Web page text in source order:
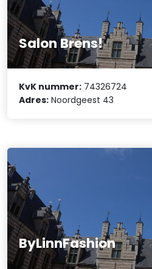
Salon Brens!
KvK nummer: 74326724
Adres: Noordgeest 43
ByLinnFashion